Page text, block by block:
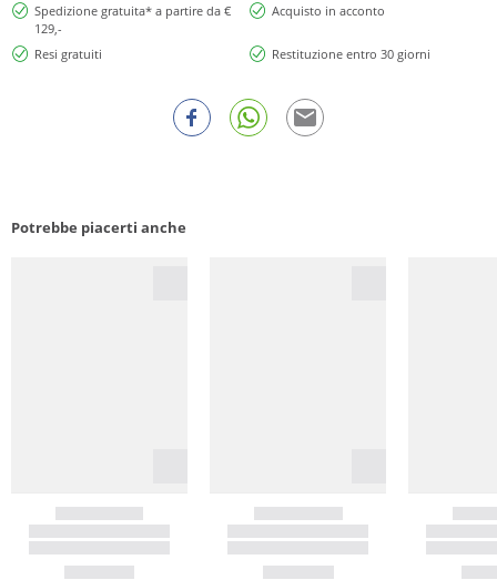
Spedizione gratuita* a partire da €
129,-
Acquisto in acconto
Resi gratuiti Restituzione entro 30 giorni
Potrebbe piacerti anche